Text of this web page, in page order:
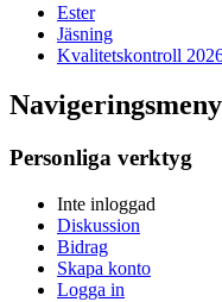
Ester
Jäsning
Kvalitetskontroll
Navigeringsmeny
Personliga verktyg
Inte inloggad
Diskussion
Bidrag
Skapa konto
Logga in